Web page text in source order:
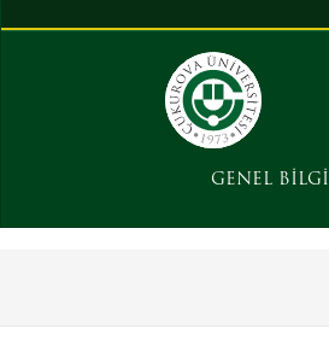
GENEL BİLGİ